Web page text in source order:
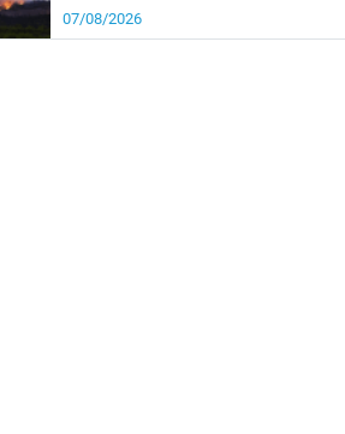
07/08/2026